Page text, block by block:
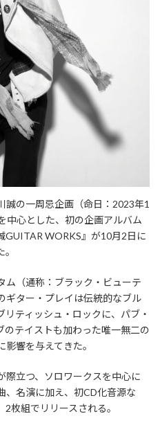
の一周忌企画（命日：2023年1
中心とした、初の企画アルバム
GUITAR WORKS』が10月2日に
（通称：ブラック・ビューテ
ギター・プレイは伝統的なブル
ティッシュ・ロックに、パブ・
のテイストも加わった唯一無二の
響を与えてきた。
立つ、ソロワークスを中心に
、名演に加え、初CD化音源な
枚組でリリースされる。